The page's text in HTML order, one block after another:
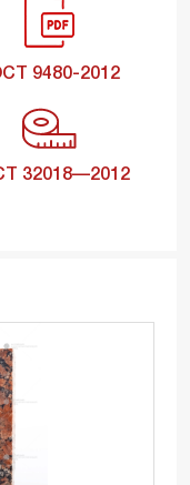
9480-2012
32018—2012